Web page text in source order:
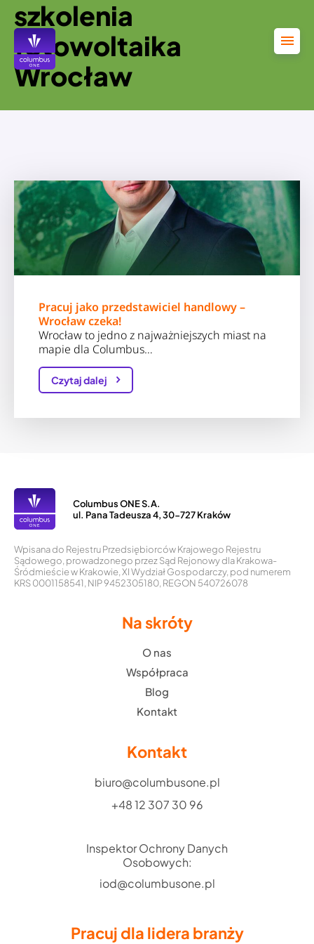
treści
szkolenia
fotowoltaika
Wrocław
Pracuj jako przedstawiciel handlowy –
Wrocław czeka!
Wrocław to jedno z najważniejszych miast na
mapie dla Columbus…
Czytaj dalej
Columbus ONE S.A.
ul. Pana Tadeusza 4, 30-727 Kraków
Wpisana do Rejestru Przedsiębiorców Krajowego Rejestru
Sądowego, prowadzonego przez Sąd Rejonowy dla Krakowa-
Śródmieście w Krakowie, XI Wydział Gospodarczy, pod numerem
KRS 0001158541, NIP 9452305180, REGON 540726078
Na skróty
O nas
Współpraca
Blog
Kontakt
Kontakt
biuro@columbusone.pl
+48 12 307 30 96
Inspektor Ochrony Danych
Osobowych:
iod@columbusone.pl
Pracuj dla lidera branży